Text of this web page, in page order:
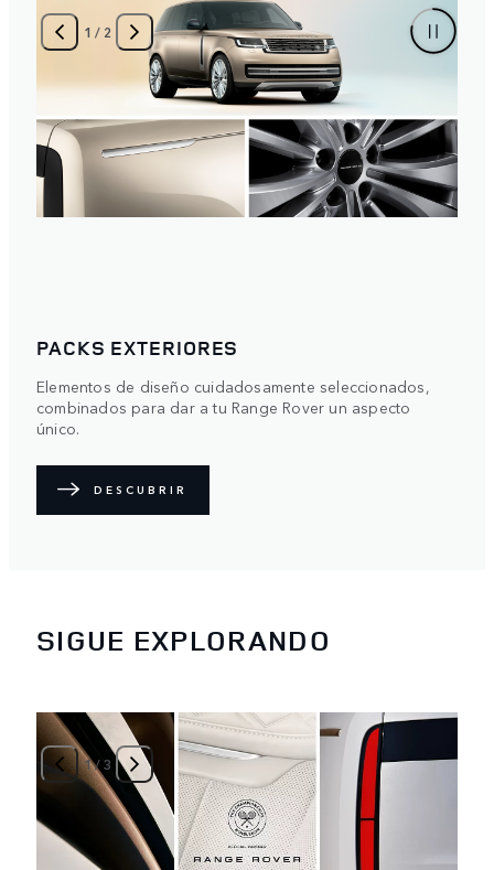
1 / 2
PACKS EXTERIORES
Elementos de diseño cuidadosamente seleccionados,
combinados para dar a tu Range Rover un aspecto
único.
DESCUBRIR
SIGUE EXPLORANDO
1/3